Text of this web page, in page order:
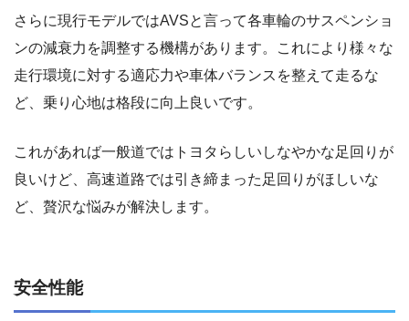
さらに現行モデルではAVSと言って各車輪のサスペンショ
ンの減衰力を調整する機構があります。これにより様々な
走行環境に対する適応力や車体バランスを整えて走るな
ど、乗り心地は格段に向上良いです。
これがあれば一般道ではトヨタらしいしなやかな足回りが
良いけど、高速道路では引き締まった足回りがほしいな
ど、贅沢な悩みが解決します。
安全性能